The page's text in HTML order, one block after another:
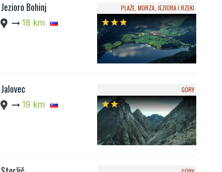
Jezioro Bohinj
location_pin arrow_right_alt 18 km
PLAŻE, MORZA, JEZIORA I RZEKI
star starstar
Jalovec
location_pin arrow_right_alt 19 km
GÓRY
starstar